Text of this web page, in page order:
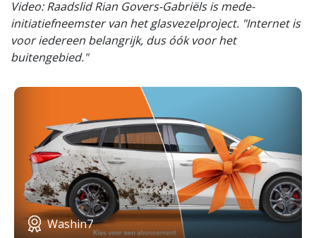
Video: Raadslid Rian Govers-Gabriëls is mede-
initiatiefneemster van het glasvezelproject. "Internet is
voor iedereen belangrijk, dus óók voor het
buitengebied."
Washin7